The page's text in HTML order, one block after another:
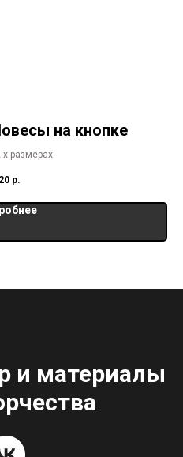
на кнопке
размерах
р.
и материалы